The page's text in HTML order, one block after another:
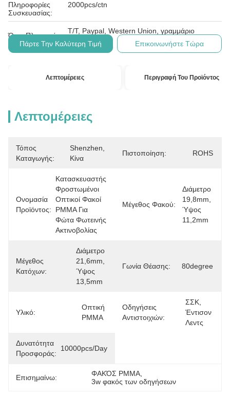
Πληροφορίες
Συσκευασίας:
2000pcs/ctn
Όροι Πληρωμής:
T/T, Paypal, Western Union, γραμμάριο
Πάρτε Την Καλύτερη Τιμή Επικοινωνήστε Τώρα
Λεπτομέρειες Περιγραφή Του Προϊόντος
Λεπτομέρειες
Τόπος
Καταγωγής:
Shenzhen,
Κίνα
Πιστοποίηση: ROHS
Ονομασία
Προϊόντος:
Κατασκευαστής
Φροστωμένοι
Οπτικοί Φακοί
PMMA Για
Φώτα Φωτεινής
Ακτινοβολίας
Μέγεθος Φακού:
Διάμετρο
19,8mm,
Ύψος
11,2mm
Μέγεθος
Κατόχων:
Διάμετρο
21,6mm,
Ύψος
13,5mm
Γωνία Θέασης: 80degree
Υλικό:
Οπτική
PMMA
Οδηγήσεις
Αντιστοιχιών:
ΣΣΚ,
Έντισον
Λεντς
Δυνατότητα
Προσφοράς:
10000pcs/day
Επισημαίνω: ΦΑΚΌΣ PMMA
3w φακός των οδηγήσεων